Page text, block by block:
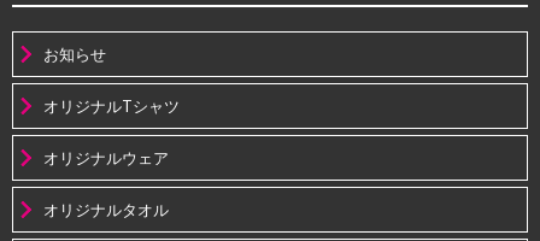
お知らせ
オリジナルTシャツ
オリジナルウェア
オリジナルタオル